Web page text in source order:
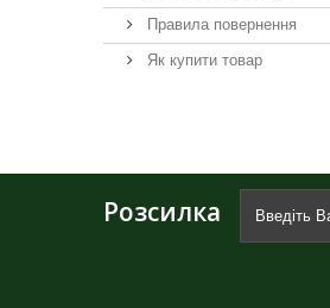
Правила повернення
Як купити товар
Розсилка